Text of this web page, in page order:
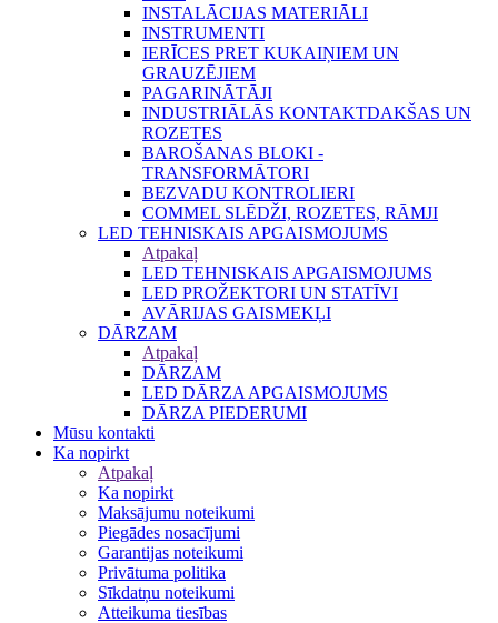
INSTALĀCIJAS MATERIĀLI
INSTRUMENTI
IERĪCES PRET KUKAIŅIEM UN
GRAUZĒJIEM
PAGARINĀTĀJI
INDUSTRIĀLĀS KONTAKTDAKŠAS UN
ROZETES
BAROŠANAS BLOKI -
TRANSFORMĀTORI
BEZVADU KONTROLIERI
COMMEL SLĒDŽI, ROZETES, RĀMJI
LED TEHNISKAIS APGAISMOJUMS
Atpakaļ
LED TEHNISKAIS APGAISMOJUMS
LED PROŽEKTORI UN STATĪVI
AVĀRIJAS GAISMEKĻI
DĀRZAM
Atpakaļ
DĀRZAM
LED DĀRZA APGAISMOJUMS
DĀRZA PIEDERUMI
Mūsu kontakti
Ka nopirkt
Atpakaļ
Ka nopirkt
Maksājumu noteikumi
Piegādes nosacījumi
Garantijas noteikumi
Privātuma politika
Sīkdatņu noteikumi
Atteikuma tiesības